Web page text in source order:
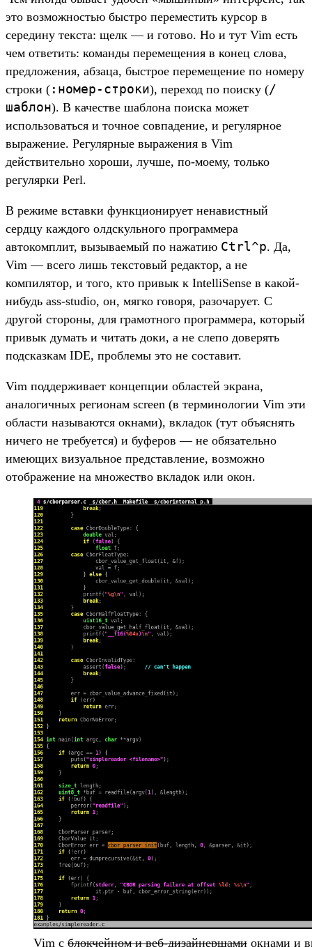
это возможностью быстро переместить курсор в
середину текста: щелк — и готово. Но и тут Vim есть
чем ответить: команды перемещения в конец слова,
предложения, абзаца, быстрое перемещение по номеру
строки ( :номер-строки), переход по поиску (/
шаблон). В качестве шаблона поиска может
использоваться и точное совпадение, и регулярное
выражение. Регулярные выражения в Vim
действительно хороши, лучше, по-моему, только
регулярки Perl.
В режиме вставки функционирует ненавистный
сердцу каждого олдскульного программера
автокомплит, вызываемый по нажатию Ctrl^p. Да,
Vim — всего лишь текстовый редактор, а не
компилятор, и того, кто привык к IntelliSense в какой-
нибудь ass-studio, он, мягко говоря, разочарует. С
другой стороны, для грамотного программера, который
привык думать и читать доки, а не слепо доверять
подсказкам IDE, проблемы это не составит.
Vim поддерживает концепции областей экрана,
аналогичных регионам screen (в терминологии Vim эти
области называются окнами), вкладок (тут объяснять
ничего не требуется) и буферов — не обязательно
имеющих визуальное представление, возможно
отображение на множество вкладок или окон.
Vim с блокчейном и веб-дизайнершами окнами и